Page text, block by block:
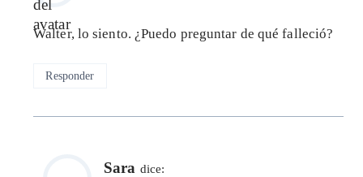
Walter, lo siento. ¿Puedo preguntar de qué falleció?
Responder
Sara dice: